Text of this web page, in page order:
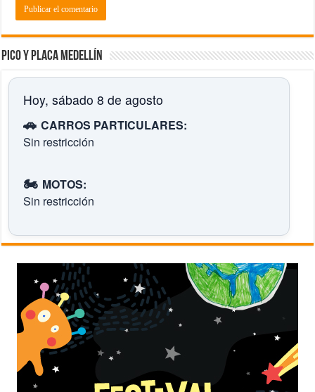
Pico y placa Medellín
Hoy, sábado 8 de agosto
🚗 CARROS PARTICULARES:
Sin restricción
🏍️ MOTOS:
Sin restricción